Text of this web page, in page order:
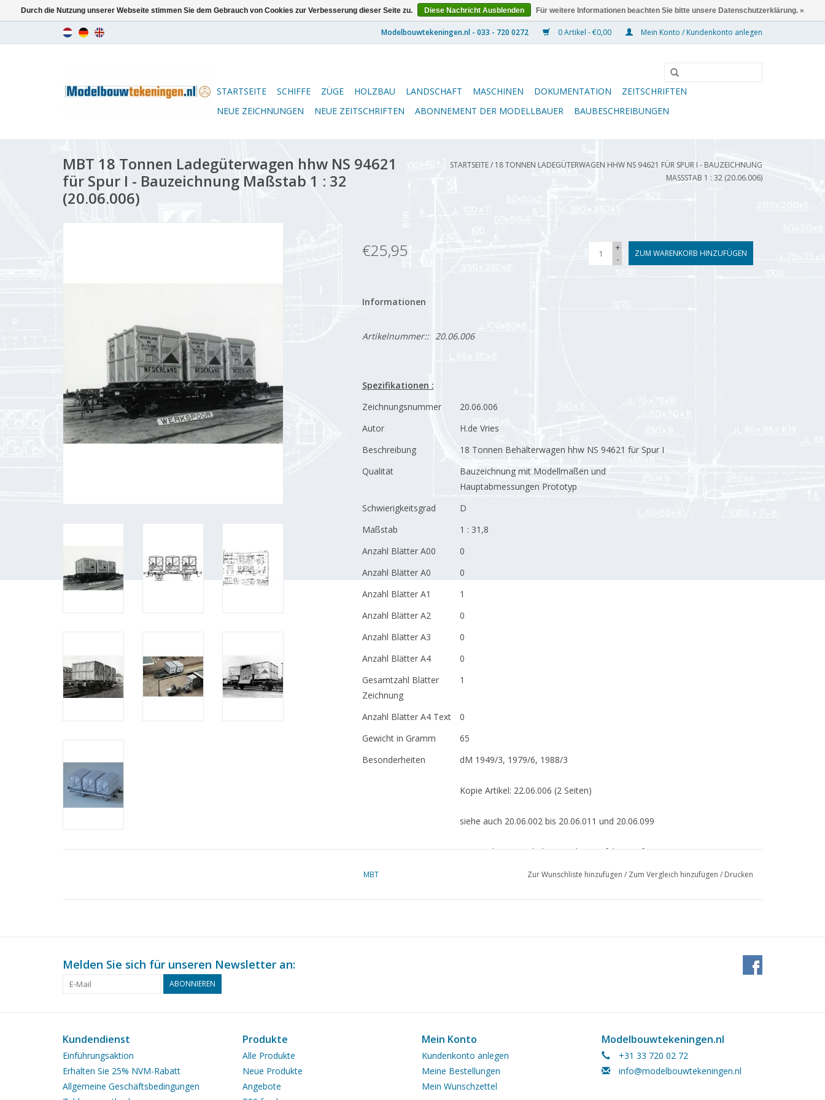
0 Artikel - €0,00 Mein Konto / Kundenkonto anlegen
STARTSEITE SCHIFFE ZÜGE HOLZBAU LANDSCHAFT MASCHINEN DOKUMENTATION
ZEITSCHRIFTEN
NEUE ZEICHNUNGEN
NEUE ZEITSCHRIFTEN ABONNEMENT DER MODELLBAUER BAUBESCHREIBUNGEN
MBT 18 Tonnen Ladegüterwagen hhw NS 94621
für Spur I - Bauzeichnung Maßstab 1 : 32
(20.06.006)
STARTSEITE/ 18 TONNEN LADEGÜTERWAGEN HHW NS 94621 FÜR SPUR I - BAUZEICHNUNG
MASSSTAB 1 : 32 (20.06.006)
€25,95
+
-
ZUM WARENKORB HINZUFÜGEN
Informationen
Artikelnummer:: 20.06.006
Spezifikationen :
Zeichnungsnummer
20.06.006
Autor
H.de Vries
Beschreibung
18 Tonnen Behälterwagen hhw NS 94621 für Spur I
Qualität
Bauzeichnung mit Modellmaßen und
Hauptabmessungen Prototyp
Schwierigkeitsgrad
D
Maßstab
1 : 31,8
Anzahl Blätter A00
0
Anzahl Blätter A0
0
Anzahl Blätter A1
1
Anzahl Blätter A2
0
Anzahl Blätter A3
0
Anzahl Blätter A4
0
Gesamtzahl Blätter
Zeichnung
1
Anzahl Blätter A4 Text
0
Gewicht in Gramm
65
Besonderheiten
dM 1949/3, 1979/6, 1988/3
Kopie Artikel: 22.06.006 (2 Seiten)
siehe auch 20.06.002 bis 20.06.011 und 20.06.099
Die Zeichnung enthält Umrechnungsfaktoren für
MBT Zur Wunschliste hinzufügen / Zum Vergleich hinzufügen / Drucken
Melden Sie sich für unseren Newsletter an:
ABONNIEREN
Kundendienst
Einführungsaktion
Erhalten Sie 25% NVM-Rabatt
Allgemeine Geschäftsbedingungen
Produkte
Alle Produkte
Neue Produkte
Angebote
Mein Konto
Kundenkonto anlegen
Meine Bestellungen
Mein Wunschzettel
Modelbouwtekeningen.nl
+31 33 720 02 72
info@modelbouwtekeningen.nl
Durch die Nutzung unserer Webseite stimmen Sie dem Gebrauch von Cookies zur Verbesserung dieser Seite zu. Diese Nachricht Ausblenden Für weitere Informationen beachten Sie bitte unsere Datenschutzerklärung. »